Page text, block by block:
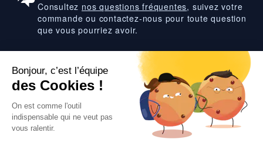
Consultez nos questions fréquentes, suivez votre
commande ou contactez-nous pour toute question
que vous pourriez avoir.
Suivez-nous